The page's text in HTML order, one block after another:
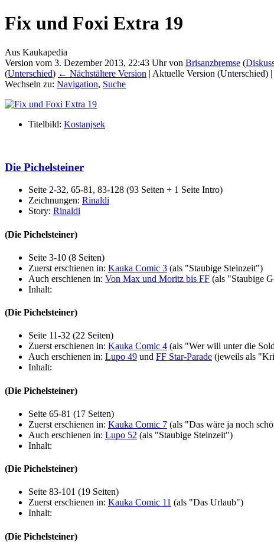
Fix und Foxi Extra 19
Aus Kaukapedia
Version vom 3. Dezember 2013, 22:43 Uhr von Brisanzbremse (
(Unterschied) ← Nächstältere Version | Aktuelle Version (Unterschied)
Wechseln zu: Navigation, Suche
Titelbild: Kostanjsek
Die Pichelsteiner
Seite 2-32, 65-81, 83-128 (93 Seiten + 1 Seite Intro)
Zeichnungen: Rinaldi
Story: Rinaldi
(Die Pichelsteiner)
Seite 3-10 (8 Seiten)
Zuerst erschienen in: Kauka Comic 3 (als "Staubige Steinzeit")
Auch erschienen in: Von Max und Moritz bis FF (als "Staubige
Inhalt:
(Die Pichelsteiner)
Seite 11-32 (22 Seiten)
Zuerst erschienen in: Kauka Comic 4 (als "Wer will unter die
Auch erschienen in: Lupo 49 und FF Star-Parade (jeweils als
Inhalt:
(Die Pichelsteiner)
Seite 65-81 (17 Seiten)
Zuerst erschienen in: Kauka Comic 7 (als "Das wäre ja noch
Auch erschienen in: Lupo 52 (als "Staubige Steinzeit")
Inhalt:
(Die Pichelsteiner)
Seite 83-101 (19 Seiten)
Zuerst erschienen in: Kauka Comic 11 (als "Das Urlaub")
Inhalt:
(Die Pichelsteiner)